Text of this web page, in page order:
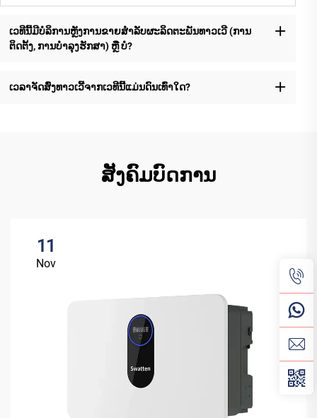
ເວທີນີ້ມີບໍລິການຫຼັງການຂາຍສຳລັບຜະລິດຕະພັນທາວເວີ (ການ
ຕິດຕັ້ງ, ການບໍາລຸງຮັກສາ) ຫຼື ບໍ?
ເວລາຈັດສົ່ງທາວເວີ້ຈາກເວທີນີ້ແມ່ນດົນເທົ່າໃດ?
ສັງຄົມບົດການ
11
Nov